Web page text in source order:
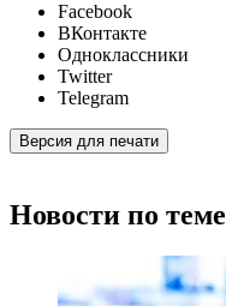
Facebook
ВКонтакте
Одноклассники
Twitter
Telegram
Версия для печати
Новости по теме